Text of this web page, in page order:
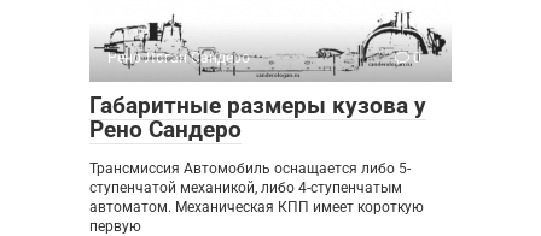
Рено Логан Сандеро 0
Габаритные размеры кузова у
Рено Сандеро
Трансмиссия Автомобиль оснащается либо 5-
ступенчатой механикой, либо 4-ступенчатым
автоматом. Механическая КПП имеет короткую
первую